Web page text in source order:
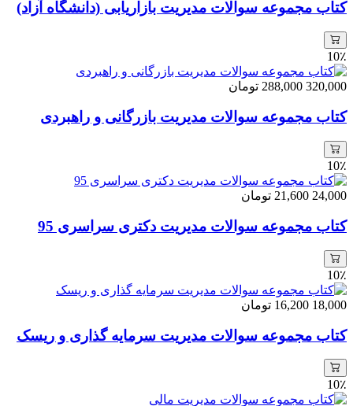
کتاب مجموعه سوالات مدیریت بازاریابی (دانشگاه آزاد)
10٪
320,000
288,000 تومان
کتاب مجموعه سوالات مدیریت بازرگانی و راهبردی
10٪
24,000
21,600 تومان
کتاب مجموعه سوالات مدیریت دکتری سراسری 95
10٪
18,000
16,200 تومان
کتاب مجموعه سوالات مدیریت سرمایه گذاری و ریسک
10٪